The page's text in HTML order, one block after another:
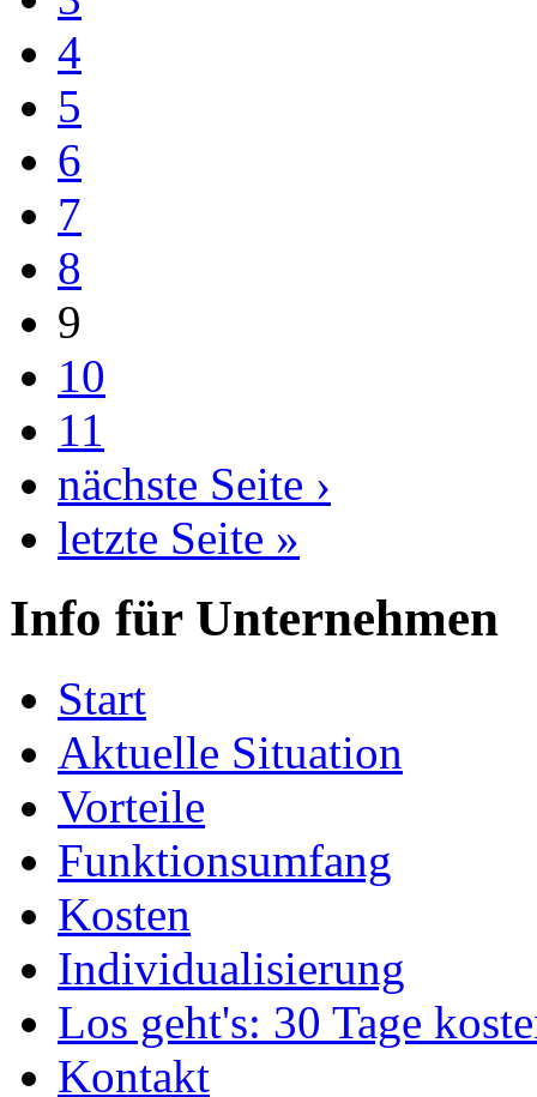
4
5
6
7
8
9
10
11
nächste Seite ›
letzte Seite »
Info für Unternehmen
Start
Aktuelle Situation
Vorteile
Funktionsumfang
Kosten
Individualisierung
Los geht's: 30 Tage
Kontakt